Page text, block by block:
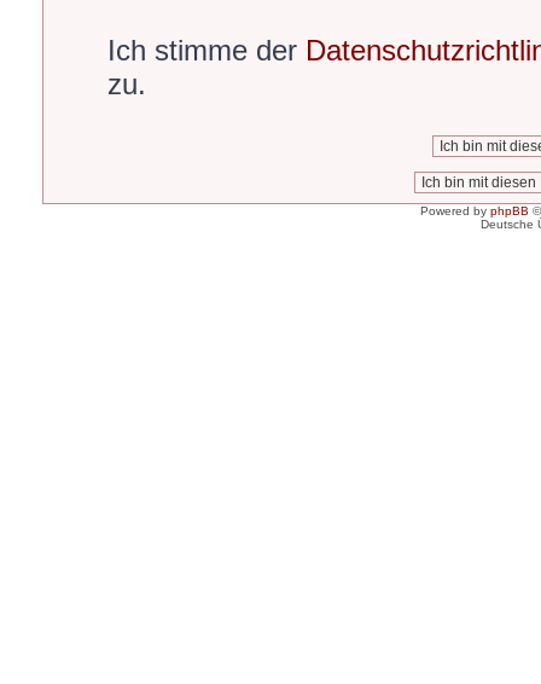
Ich stimme der
zu.
Powered by phpBB
Deutsche